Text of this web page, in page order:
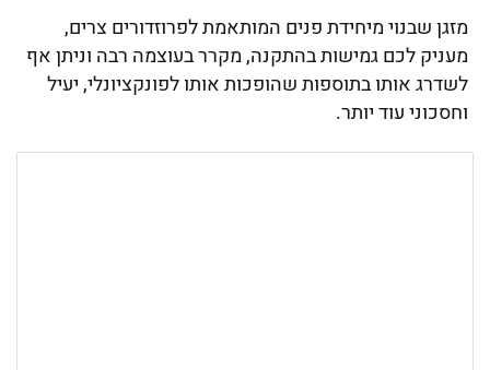
מזגן שבנוי מיחידת פנים המותאמת לפרוזדורים צרים,
מעניק לכם גמישות בהתקנה, מקרר בעוצמה רבה וניתן אף
לשדרג אותו בתוספות שהופכות אותו לפונקציונלי, יעיל
וחסכוני עוד יותר.